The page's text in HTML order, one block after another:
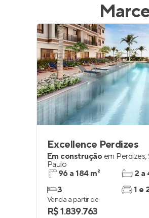
Excellence Perdizes
Em construção em Perdizes,
Paulo
96 a 184 m²
3
2 a
1 e
Venda a partir de
R$ 1.839.763